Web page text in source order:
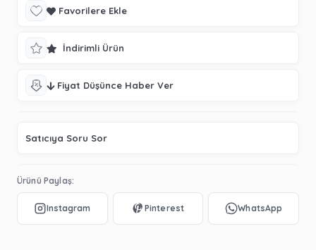
Favorilere Ekle
İndirimli Ürün
Fiyat Düşünce Haber Ver
Satıcıya Soru Sor
Ürünü Paylaş: